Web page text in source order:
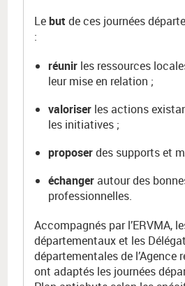
Lebut de ces journées
:
réunir les ressources
leur mise en relation ;
valoriser les actions
les initiatives ;
proposerdes supports et
échangerautour des
professionnelles.
Accompagnés par l’ERVMA,
départementaux et les
départementales de l’Agence
ont adaptés les journées